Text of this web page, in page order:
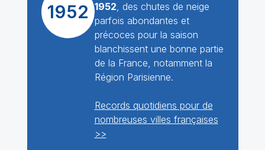
1952 1952, des chutes de neige
parfois abondantes et
précoces pour la saison
blanchissent une bonne partie
de la France, notamment la
Région Parisienne.
Records quotidiens pour de
nombreuses villes françaises
>>